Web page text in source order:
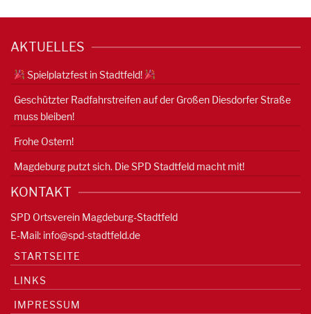
AKTUELLES
Spielplatzfest in Stadtfeld!
Geschützter Radfahrstreifen auf der Großen Diesdorfer Straße
muss bleiben!
Frohe Ostern!
Magdeburg putzt sich. Die SPD Stadtfeld macht mit!
KONTAKT
SPD Ortsverein Magdeburg-Stadtfeld
E-Mail: info@spd-stadtfeld.de
STARTSEITE
LINKS
IMPRESSUM